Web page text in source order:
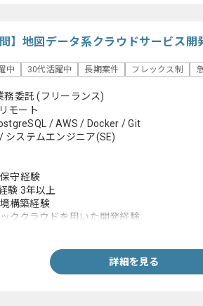
問】地図データ系クラウドサービス
中 30代活躍中 長期案件 フレックス制
務委託(フリーランス)
モート
/ AWS / Docker / Git
システムエンジニア(SE)
守経験
験 3年以上
構築経験
ククラウドを用いた開発経験
詳細を見る